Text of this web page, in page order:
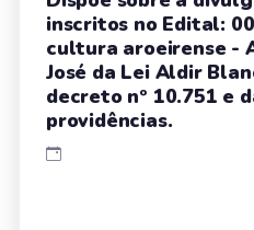
inscritos no Edital:
cultura aroeirense -
José da Lei Aldir
decreto nº 10.751 e
providências.